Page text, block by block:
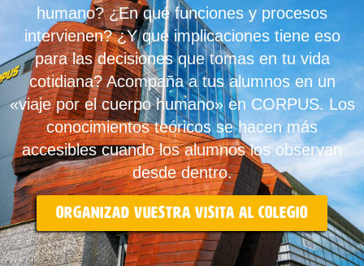
humano? ¿En qué funciones y procesos
intervienen? ¿Y qué implicaciones tiene eso
para las decisiones que tomas en tu vida
cotidiana? Acompaña a tus alumnos en un
«viaje por el cuerpo humano» en CORPUS. Los
conocimientos teóricos se hacen más
accesibles cuando los alumnos los observan
desde dentro.
Organizad vuestra visita al colegio